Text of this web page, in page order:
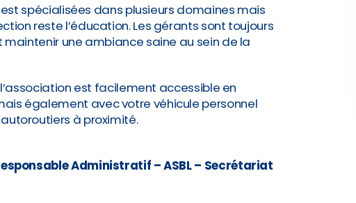
est spécialisées dans plusieurs domaines mais
reste l’éducation. Les gérants sont toujours
maintenir une ambiance saine au sein de la
l’association est facilement accessible en
également avec votre véhicule personnel
à proximité.
Administratif – ASBL – Secrétariat